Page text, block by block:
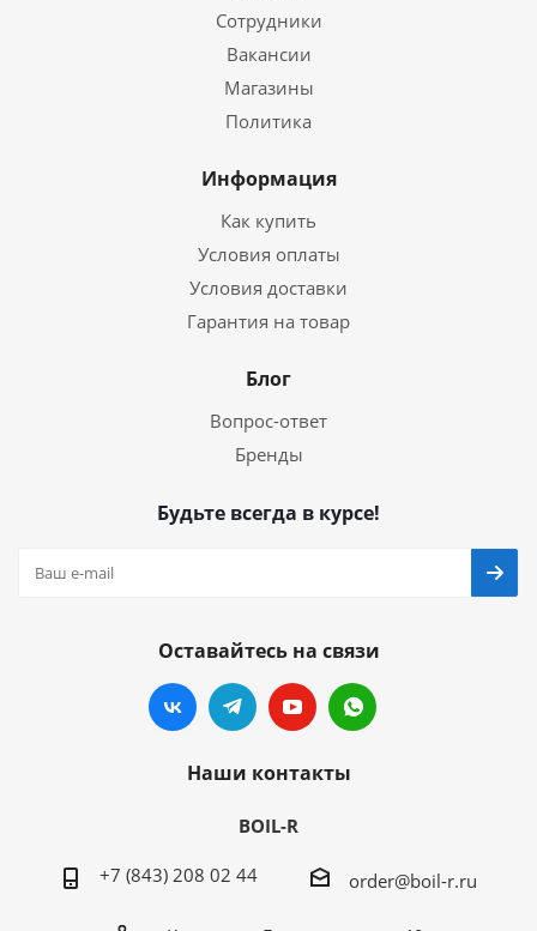
Сотрудники
Вакансии
Магазины
Политика
Информация
Как купить
Условия оплаты
Условия доставки
Гарантия на товар
Блог
Вопрос-ответ
Бренды
Будьте всегда в курсе!
Оставайтесь на связи
Наши контакты
BOIL-R
+7 (843) 208 02 44 order@boil-r.ru